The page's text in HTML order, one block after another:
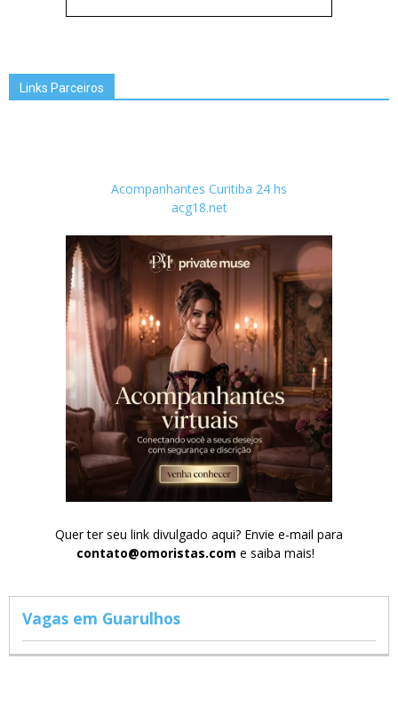
Links Parceiros
Acompanhantes Curitiba 24 hs
acg18.net
Quer ter seu link divulgado aqui? Envie e-mail para
contato@omoristas.com e saiba mais!
Vagas em Guarulhos